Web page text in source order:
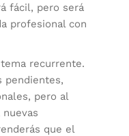
fácil, pero será
profesional con
recurrente.
pendientes,
pero al
que el